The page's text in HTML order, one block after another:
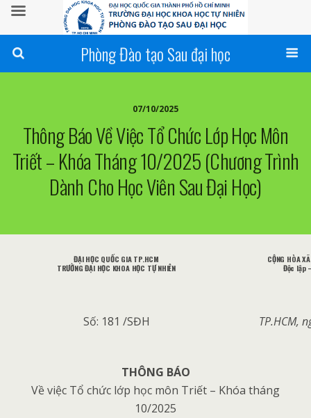
Phòng Đào tạo Sau đại học
07/10/2025
Thông Báo Về Việc Tổ Chức Lớp Học Môn
Triết – Khóa Tháng 10/2025 (Chương Trình
Dành Cho Học Viên Sau Đại Học)
ĐẠI HỌC QUỐC GIA TP.HCM
TRƯỜNG ĐẠI HỌC KHOA HỌC TỰ NHIÊN
CỘNG HÒA
Độc lập
Số: 181 /SĐH TP.HCM,
THÔNG BÁO
Về việc Tổ chức lớp học môn Triết – Khóa tháng
10/2025